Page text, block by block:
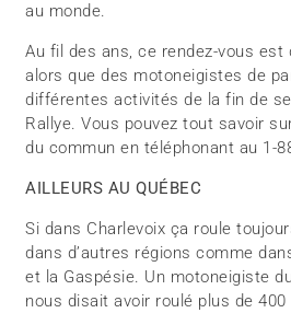
au monde.
Au fil des ans, ce rendez-vous est
alors que des motoneigistes de
différentes activités de la fin de
Rallye. Vous pouvez tout savoir
du commun en téléphonant au 1-
AILLEURS AU QUÉBEC
Si dans Charlevoix ça roule
dans d’autres régions comme
et la Gaspésie. Un motoneigiste
nous disait avoir roulé plus de